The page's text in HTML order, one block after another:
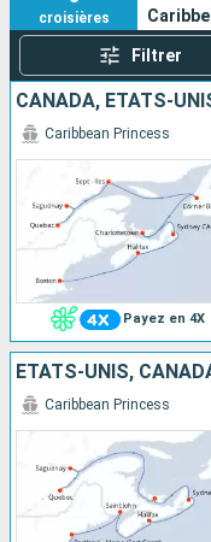
croisières
Filtrer
CANADA, ÉTATS-
Payez en 4X
Caribbean Princess
ÉTATS-UNIS,
Caribbean Princess